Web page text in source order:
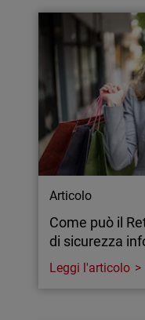
Articolo
Come può il
di sicurezza
Leggi l'articolo